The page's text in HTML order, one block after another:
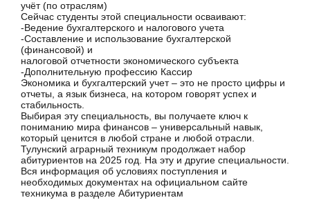
учёт (по отраслям)
Сейчас студенты этой специальности осваивают:
-Ведение бухгалтерского и налогового учета
-Составление и использование бухгалтерской
(финансовой) и
налоговой отчетности экономического субъекта
-Дополнительную профессию Кассир
Экономика и бухгалтерский учет – это не просто цифры и
отчеты, а язык бизнеса, на котором говорят успех и
стабильность.
Выбирая эту специальность, вы получаете ключ к
пониманию мира финансов – универсальный навык,
который ценится в любой стране и любой отрасли.
Тулунский аграрный техникум продолжает набор
абитуриентов на 2025 год. На эту и другие специальности.
Вся информация об условиях поступления и
необходимых документах на официальном сайте
техникума в разделе Абитуриентам